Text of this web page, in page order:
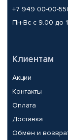
+7 949 00-00-
Пн-Вс с 9.00 до
Клиентам
Акции
Контакты
Оплата
Доставка
Обмен и